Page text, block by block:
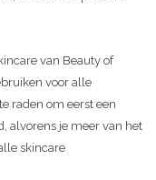
van Beauty of
voor alle
raden om eerst een
alvorens je meer van het
skincare